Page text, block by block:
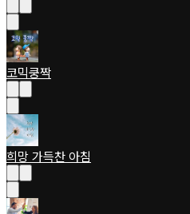
코믹쿵짝
희망 가득찬 아침